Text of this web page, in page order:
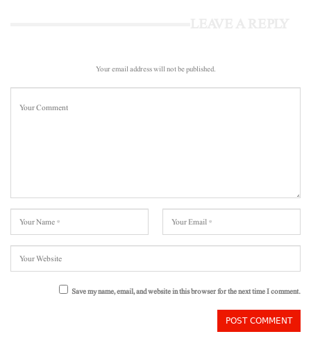
Your email address will not be published.
Save my name, email, and website in this browser for the next time I comment.